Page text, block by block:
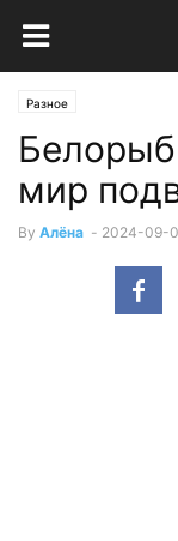
Разное
мир
By Алёна - 2024-09-